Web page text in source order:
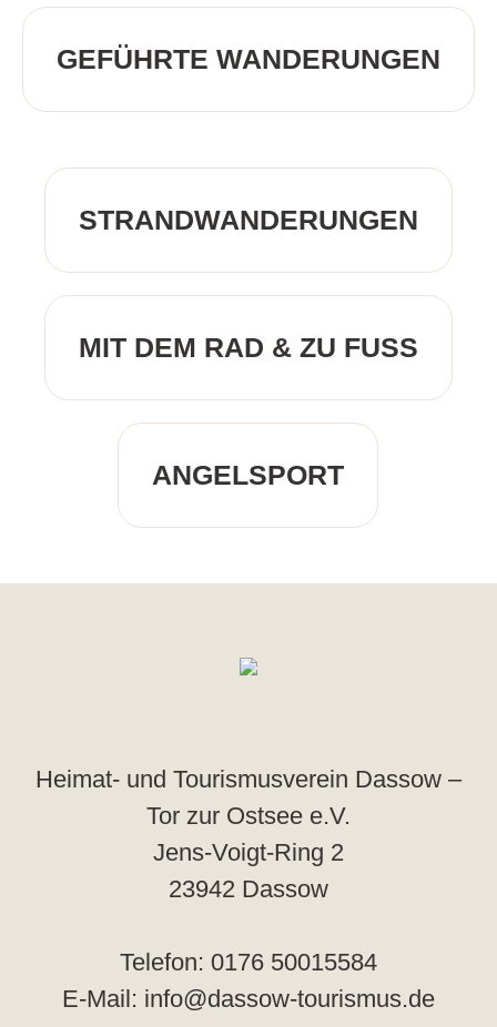
GEFÜHRTE WANDERUNGEN
STRANDWANDERUNGEN
MIT DEM RAD & ZU FUSS
ANGELSPORT
Heimat- und Tourismusverein Dassow –
Tor zur Ostsee e.V.
Jens-Voigt-Ring 2
23942 Dassow
Telefon: 0176 50015584
E-Mail: info@dassow-tourismus.de